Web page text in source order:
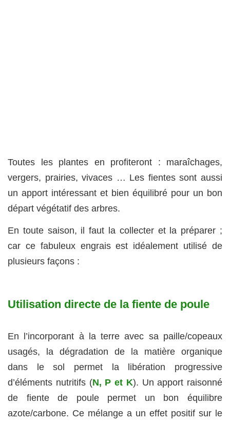
Toutes les plantes en profiteront : maraîchages,
vergers, prairies, vivaces … Les fientes sont aussi
un apport intéressant et bien équilibré pour un bon
départ végétatif des arbres.
En toute saison, il faut la collecter et la préparer ;
car ce fabuleux engrais est idéalement utilisé de
plusieurs façons :
Utilisation directe de la fiente de poule
En l’incorporant à la terre avec sa paille/copeaux
usagés, la dégradation de la matière organique
dans le sol permet la libération progressive
d’éléments nutritifs (N, P et K). Un apport raisonné
de fiente de poule permet un bon équilibre
azote/carbone. Ce mélange a un effet positif sur le